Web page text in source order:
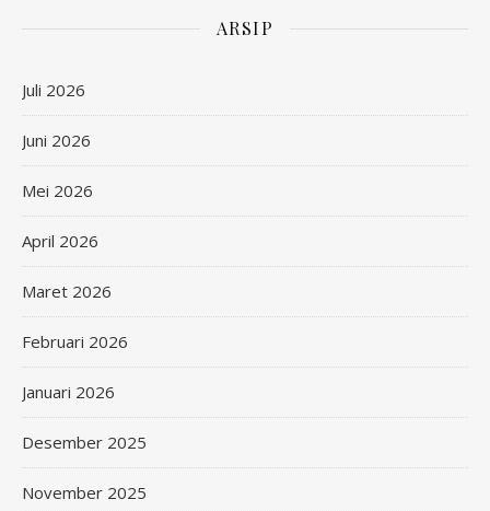
ARSIP
Juli 2026
Juni 2026
Mei 2026
April 2026
Maret 2026
Februari 2026
Januari 2026
Desember 2025
November 2025